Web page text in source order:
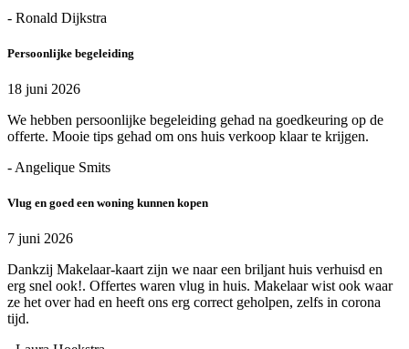
- Ronald Dijkstra
Persoonlijke begeleiding
18 juni 2026
We hebben persoonlijke begeleiding gehad na goedkeuring op de
offerte. Mooie tips gehad om ons huis verkoop klaar te krijgen.
- Angelique Smits
Vlug en goed een woning kunnen kopen
7 juni 2026
Dankzij Makelaar-kaart zijn we naar een briljant huis verhuisd en
erg snel ook!. Offertes waren vlug in huis. Makelaar wist ook waar
ze het over had en heeft ons erg correct geholpen, zelfs in corona
tijd.